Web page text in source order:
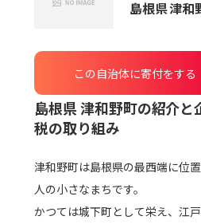
島根県津和
この自治体に寄付をする
島根県 津和野町の紹介と
税の取り組み
津和野町は島根県の最西端に位
人の小さなまちです。
かつては城下町として栄え、江